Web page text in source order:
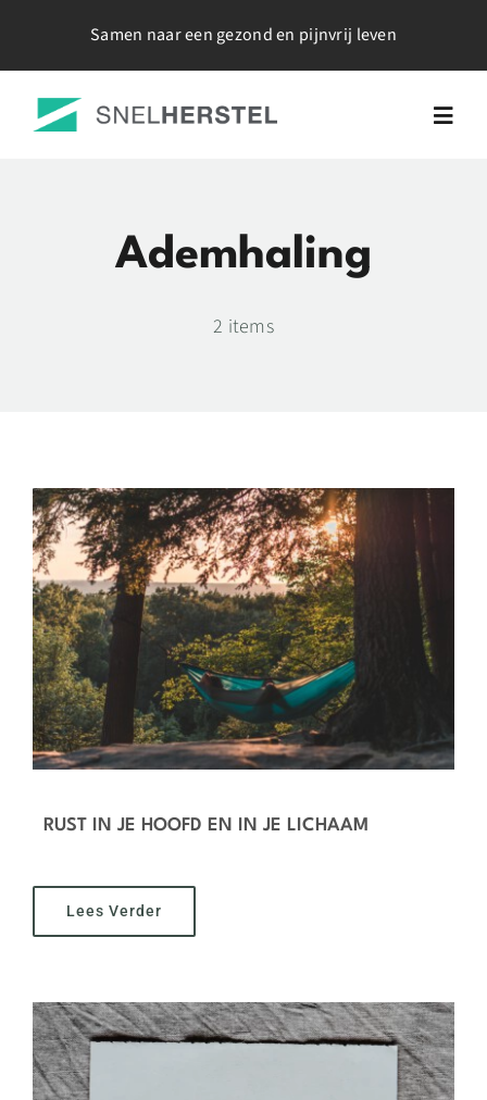
Samen naar een gezond en pijnvrij leven
Recensies
Blog
Contact
Ademhaling
2 items
RUST IN JE HOOFD EN IN JE LICHAAM
Lees Verder